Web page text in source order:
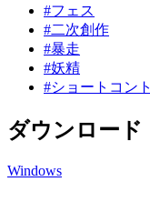
#フェス
#二次創作
#暴走
#妖精
#ショートコント
ダウンロード
Windows